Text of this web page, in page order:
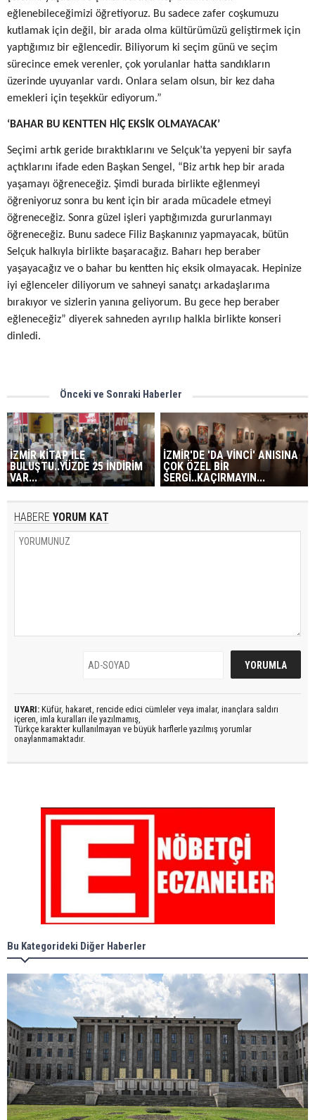
eğlenebileceğimizi öğretiyoruz. Bu sadece zafer coşkumuzu
kutlamak için değil, bir arada olma kültürümüzü geliştirmek için
yaptığımız bir eğlencedir. Biliyorum ki seçim günü ve seçim
sürecince emek verenler, çok yorulanlar hatta sandıkların
üzerinde uyuyanlar vardı. Onlara selam olsun, bir kez daha
emekleri için teşekkür ediyorum.”
‘BAHAR BU KENTTEN HİÇ EKSİK OLMAYACAK’
Seçimi artık geride bıraktıklarını ve Selçuk’ta yepyeni bir sayfa
açtıklarını ifade eden Başkan Sengel, “Biz artık hep bir arada
yaşamayı öğreneceğiz. Şimdi burada birlikte eğlenmeyi
öğreniyoruz sonra bu kent için bir arada mücadele etmeyi
öğreneceğiz. Sonra güzel işleri yaptığımızda gururlanmayı
öğreneceğiz. Bunu sadece Filiz Başkanınız yapmayacak, bütün
Selçuk halkıyla birlikte başaracağız. Baharı hep beraber
yaşayacağız ve o bahar bu kentten hiç eksik olmayacak. Hepinize
iyi eğlenceler diliyorum ve sahneyi sanatçı arkadaşlarıma
bırakıyor ve sizlerin yanına geliyorum. Bu gece hep beraber
eğleneceğiz” diyerek sahneden ayrılıp halkla birlikte konseri
dinledi.
Önceki ve Sonraki Haberler
İZMİR KİTAP İLE
BULUŞTU..YÜZDE 25 İNDİRİM
VAR...
İZMİR'DE 'DA VİNCİ' ANISINA
ÇOK ÖZEL BİR
SERGİ..KAÇIRMAYIN...
HABERE YORUM KAT
UYARI: Küfür, hakaret, rencide edici cümleler veya imalar, inançlara saldırı
içeren, imla kuralları ile yazılmamış,
Türkçe karakter kullanılmayan ve büyük harflerle yazılmış yorumlar
onaylanmamaktadır.
Bu Kategorideki Diğer Haberler